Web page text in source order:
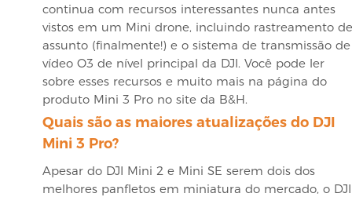
continua com recursos interessantes nunca antes
vistos em um Mini drone, incluindo rastreamento de
assunto (finalmente!) e o sistema de transmissão de
vídeo O3 de nível principal da DJI. Você pode ler
sobre esses recursos e muito mais na página do
produto Mini 3 Pro no site da B&H.
Quais são as maiores atualizações do DJI
Mini 3 Pro?
Apesar do DJI Mini 2 e Mini SE serem dois dos
melhores panfletos em miniatura do mercado, o DJI